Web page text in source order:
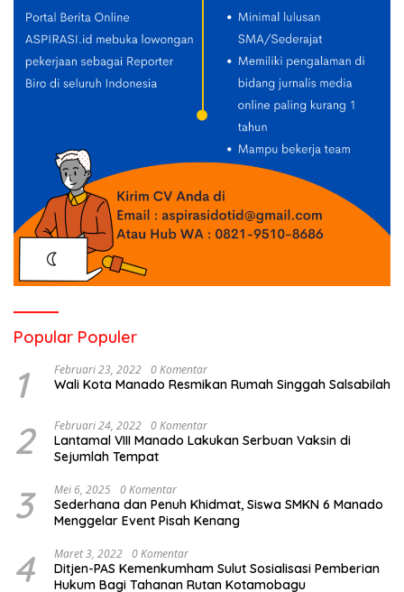
Popular Populer
1 Februari 23, 2022 0 Komentar
Wali Kota Manado Resmikan Rumah Singgah Salsabilah
2 Februari 24, 2022 0 Komentar
Lantamal VIII Manado Lakukan Serbuan Vaksin di
Sejumlah Tempat
3 Mei 6, 2025 0 Komentar
Sederhana dan Penuh Khidmat, Siswa SMKN 6 Manado
Menggelar Event Pisah Kenang
4 Maret 3, 2022 0 Komentar
Ditjen-PAS Kemenkumham Sulut Sosialisasi Pemberian
Hukum Bagi Tahanan Rutan Kotamobagu